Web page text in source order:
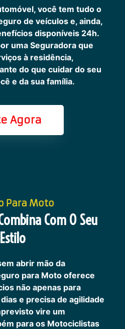
você tem tudo o
de veículos e, ainda,
disponíveis 24h.
uma Seguradora que
à residência,
do que cuidar do seu
e da sua família.
Agora
Para Moto
Com O Seu
Estilo
abrir mão da
para Moto oferece
não apenas para
e precisa de agilidade
vire um
para os Motociclistas